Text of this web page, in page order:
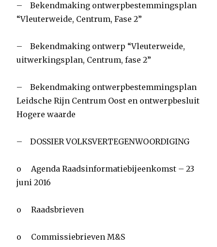
– Bekendmaking ontwerpbestemmingsplan
“Vleuterweide, Centrum, Fase 2”
– Bekendmaking ontwerp “Vleuterweide,
uitwerkingsplan, Centrum, fase 2”
– Bekendmaking ontwerpbestemmingsplan
Leidsche Rijn Centrum Oost en ontwerpbesluit
Hogere waarde
– DOSSIER VOLKSVERTEGENWOORDIGING
o Agenda Raadsinformatiebijeenkomst – 23
juni 2016
o Raadsbrieven
o Commissiebrieven M&S